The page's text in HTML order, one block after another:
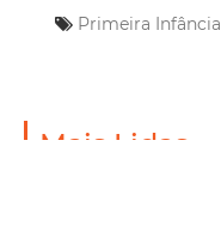
Primeira Infância
Mais Lidas